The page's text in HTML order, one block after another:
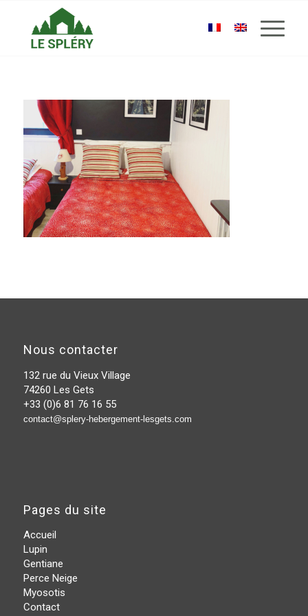
Nous contacter
132 rue du Vieux Village
74260 Les Gets
+33 (0)6 81 76 16 55
contact@splery-hebergement-lesgets.com
Pages du site
Accueil
Lupin
Gentiane
Perce Neige
Myosotis
Contact